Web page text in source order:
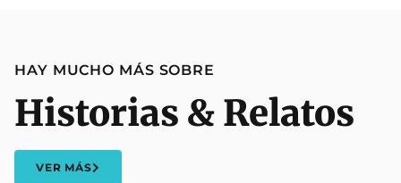
HAY MUCHO MÁS SOBRE
Historias & Relatos
VER MÁS